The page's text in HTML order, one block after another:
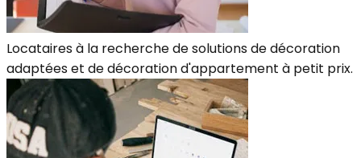
Locataires à la recherche de solutions de décoration
adaptées et de décoration d'appartement à petit prix.